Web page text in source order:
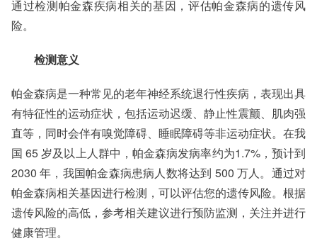
通过检测帕金森疾病相关的基因，评估帕金森病的遗传风
险。
检测意义
帕金森病是一种常见的老年神经系统退行性疾病，表现出具
有特征性的运动症状，包括运动迟缓、静止性震颤、肌肉强
直等，同时会伴有嗅觉障碍、睡眠障碍等非运动症状。在我
国 65 岁及以上人群中，帕金森病发病率约为1.7%，预计到
2030 年，我国帕金森病患病人数将达到 500 万人。通过对
帕金森病相关基因进行检测，可以评估您的遗传风险。根据
遗传风险的高低，参考相关建议进行预防监测，关注并进行
健康管理。